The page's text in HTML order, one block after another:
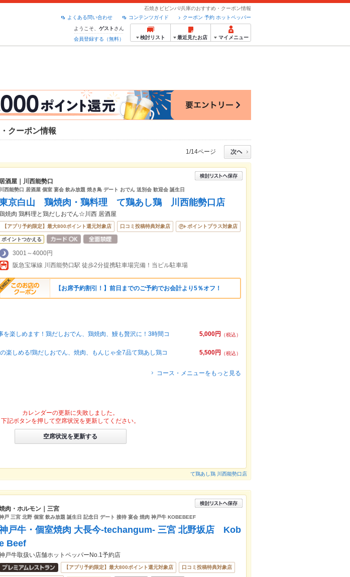
石焼きビビンバ/兵庫のおすすめ・クーポン情報
クーポン 予約 ホットペッパー
コンテンツガイド
よくある問い合わせ
ようこそ、 ゲスト さん
会員登録する（無料）
検討リスト 最近見たお店 マイメニュー
クーポン情報
1/14ページ
居酒屋｜川西能勢口
川西能勢口 居酒屋 個室 宴会 飲み放題 焼き鳥 デート おでん 送別会 歓迎会 誕生日
京白山 鶏焼肉・鶏料理 て鶏あし鶏 川西能勢口店
焼肉 鶏料理と鶏だしおでん☆川西 居酒屋
【アプリ予約限定】最大800ポイント還元対象店 口コミ投稿特典対象店 ポイントプラス対象店
ポイントつかえる
3001～4000円
阪急宝塚線 川西能勢口駅 徒歩2分提携駐車場完備！当ビル駐車場
【お席予約割引！】前日までのご予約でお会計より5％オフ！
5,000円
（税込）
を楽しめます！鶏だしおでん、鶏焼肉、鰻も贅沢に！3時間コ
5,500円
（税込）
楽しめる!鶏だしおでん、焼肉、もんじゃ全7品て鶏あし鶏コ
コース・メニューをもっと見る
カレンダーの更新に失敗しました。
下記ボタンを押して空席状況を更新してください。
空席状況を更新する
て鶏あし鶏 川西能勢口店
肉・ホルモン｜三宮
戸 三宮 北野 個室 飲み放題 誕生日 記念日 デート 接待 宴会 焼肉 神戸牛 KOBEBEEF
戸牛・個室焼肉 大長今-techangum- 三宮 北野坂店 Kob
Beef
戸牛取扱い店舗ホットペッパーNo.1予約店
【アプリ予約限定】最大800ポイント還元対象店 口コミ投稿特典対象店